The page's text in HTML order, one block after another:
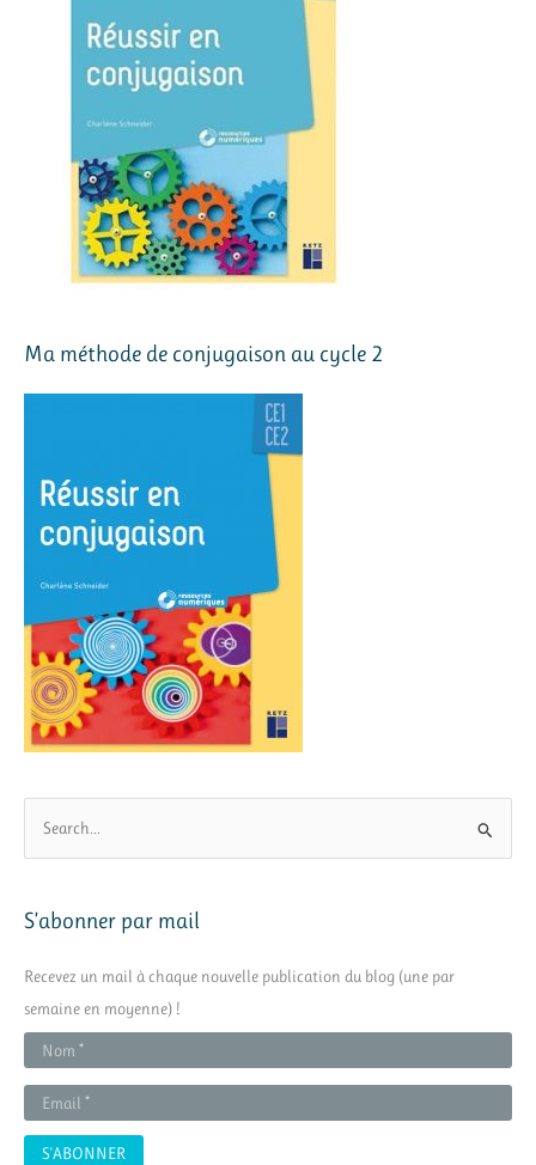
Ma méthode de conjugaison au cycle 2
h
r
c
h
e
S’abonner par mail
Recevez un mail à chaque nouvelle publication du blog (une par
semaine en moyenne) !